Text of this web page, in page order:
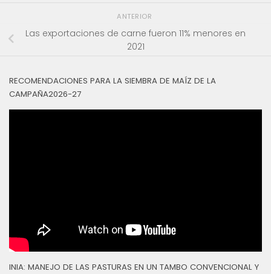
ANTERIOR
Las exportaciones de carne fueron 11% menores en
2021
RECOMENDACIONES PARA LA SIEMBRA DE MAÍZ DE LA
CAMPAÑA2026-27
INIA: MANEJO DE LAS PASTURAS EN UN TAMBO CONVENCIONAL Y